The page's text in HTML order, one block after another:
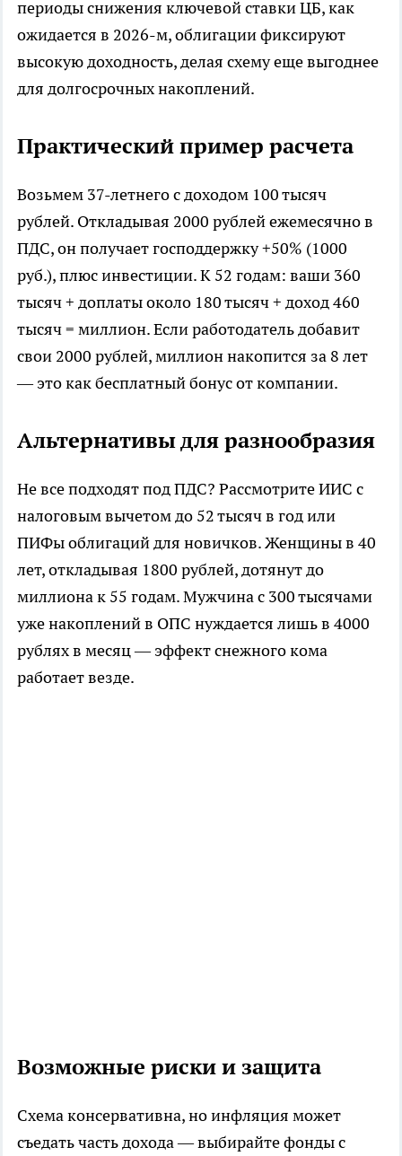
периоды снижения ключевой ставки ЦБ, как
ожидается в 2026-м, облигации фиксируют
высокую доходность, делая схему еще выгоднее
для долгосрочных накоплений.
Практический пример расчета
Возьмем 37-летнего с доходом 100 тысяч
рублей. Откладывая 2000 рублей ежемесячно в
ПДС, он получает господдержку +50% (1000
руб.), плюс инвестиции. К 52 годам: ваши 360
тысяч + доплаты около 180 тысяч + доход 460
тысяч = миллион. Если работодатель добавит
свои 2000 рублей, миллион накопится за 8 лет
— это как бесплатный бонус от компании.
Альтернативы для разнообразия
Не все подходят под ПДС? Рассмотрите ИИС с
налоговым вычетом до 52 тысяч в год или
ПИФы облигаций для новичков. Женщины в 40
лет, откладывая 1800 рублей, дотянут до
миллиона к 55 годам. Мужчина с 300 тысячами
уже накоплений в ОПС нуждается лишь в 4000
рублях в месяц — эффект снежного кома
работает везде.
Возможные риски и защита
Схема консервативна, но инфляция может
съедать часть дохода — выбирайте фонды с